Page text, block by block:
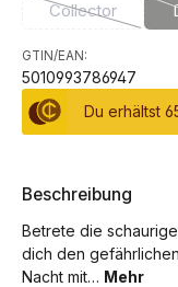
Collector
(Diese
GTIN/EAN:
5010993786947
Du erhältst
Beschreibung
Betrete die
dich den
Nacht mit… Mehr